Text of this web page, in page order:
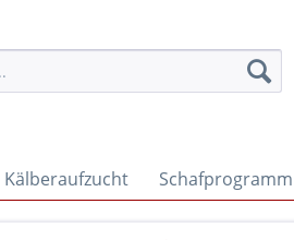
Kälberaufzucht Schafprogramm